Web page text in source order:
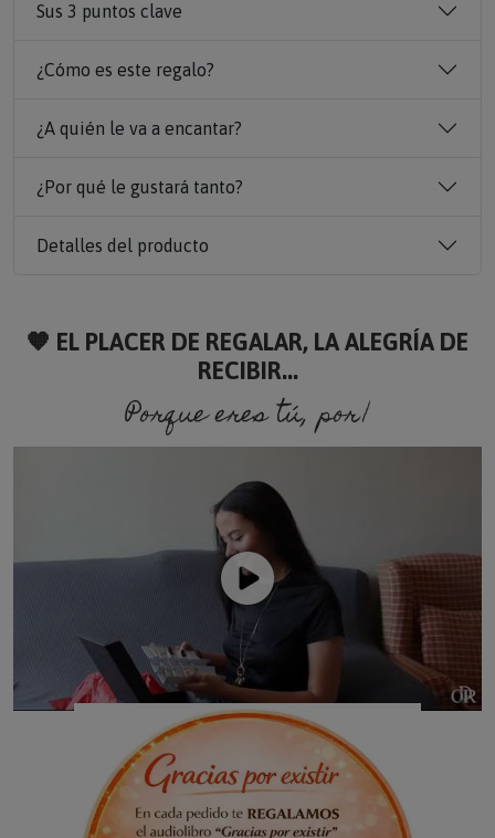
Sus 3 puntos clave
¿Cómo es este regalo?
¿A quién le va a encantar?
¿Por qué le gustará tanto?
Detalles del producto
🧡 EL PLACER DE REGALAR, LA ALEGRÍA DE
RECIBIR...
Porque eres tú, porque s